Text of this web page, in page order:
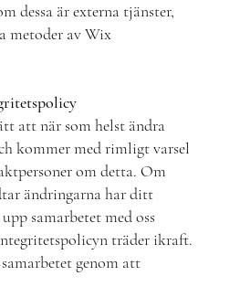
dessa är externa tjänster,
metoder av Wix
att när som helst ändra
kommer med rimligt varsel
om detta. Om
ändringarna har ditt
samarbetet med oss
träder ikraft.
genom att